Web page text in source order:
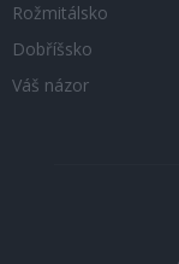
Rožmitálsko
Dobříšsko
Váš názor